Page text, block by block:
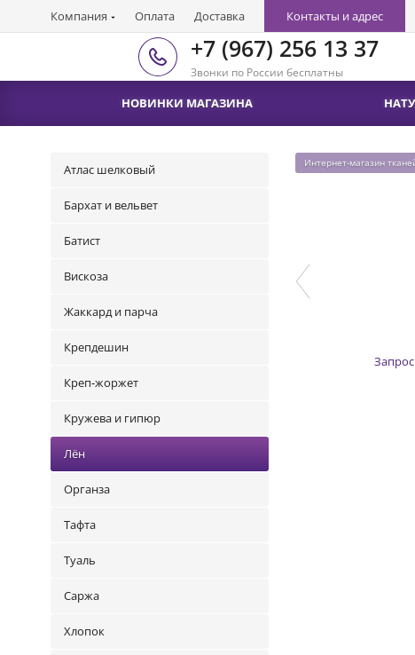
Компания Оплата Доставка Контакты и адрес
+7 (967) 256 13 37
Звонки по России бесплатны
НОВИНКИ МАГАЗИНА
Атлас шелковый
Бархат и вельвет
Батист
Вискоза
Жаккард и парча
Крепдешин
Креп-жоржет
Кружева и гипюр
Лён
Органза
Тафта
Туаль
Саржа
Хлопок
Интернет-магазин